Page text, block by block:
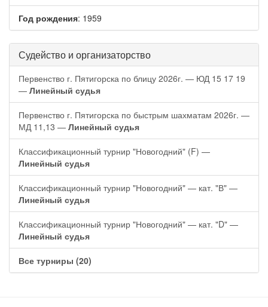
Год рождения: 1959
Судейство и организаторство
Первенство г. Пятигорска по блицу 2026г. — ЮД 15 17 19
— Линейный судья
Первенство г. Пятигорска по быстрым шахматам 2026г. —
МД 11,13 — Линейный судья
Классификационный турнир "Новогодний" (F) —
Линейный судья
Классификационный турнир "Новогодний" — кат. "В" —
Линейный судья
Классификационный турнир "Новогодний" — кат. "D" —
Линейный судья
Все турниры (20)